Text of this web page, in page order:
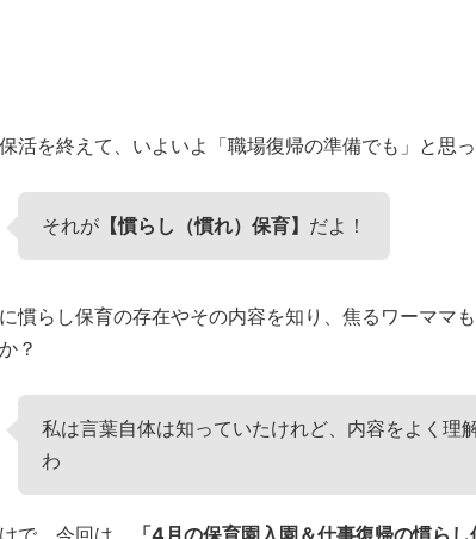
活を終えて、いよいよ「職場復帰の準備でも」と思
それが 【慣らし（慣れ）保育】 だよ！
慣らし保育の存在やその内容を知り、焦るワーママ
？
私は言葉自体は知っていたけれど、内容をよく理
わ